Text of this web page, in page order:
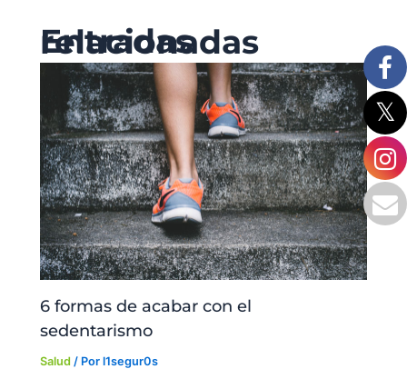
Entradas relacionadas
6 formas de acabar con el
sedentarismo
Salud / Porl1segur0s